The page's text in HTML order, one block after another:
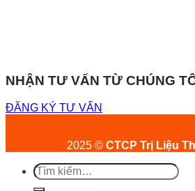
NHẬN TƯ VẤN TỪ CHÚNG
ĐĂNG KÝ TƯ VẤN
2025 © CTCP Trị Liệu
Tìm
kiếm: